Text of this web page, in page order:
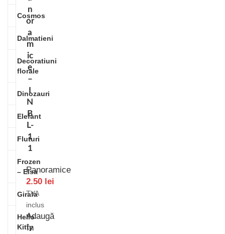
Cosmos
Dalmatieni
Decoratiuni
florale
Dinozauri
Elefant
Fluturi
Frozen
– Elsa
Girafa
Hello
Kitty
n
or
a
m
ic
e
–
N
B
L-
1
1
Panoramice
2.50 lei
TVA
inclus
Adaugă
în